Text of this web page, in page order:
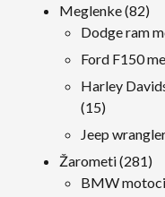
Meglenke 8282
Dodge ram
Ford F150
Harley
1515
Jeep
Žarometi 281281
BMW